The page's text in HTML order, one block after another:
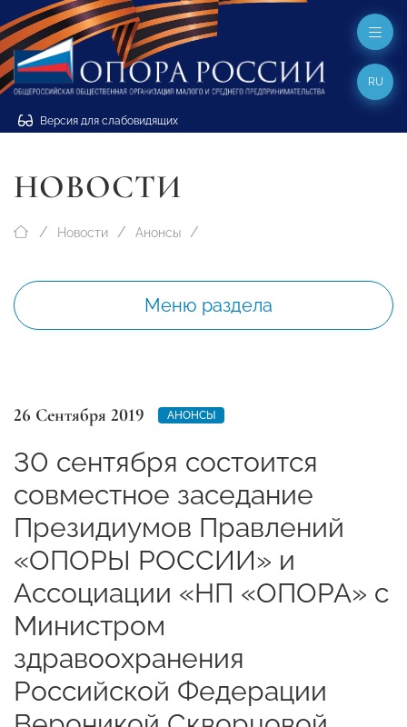
Версия для слабовидящих
RU
НОВОСТИ
Новости Анонсы
Меню раздела
26 Сентября 2019 АНОНСЫ
30 сентября состоится
совместное заседание
Президиумов Правлений
«ОПОРЫ РОССИИ» и
Ассоциации «НП «ОПОРА» с
Министром
здравоохранения
Российской Федерации